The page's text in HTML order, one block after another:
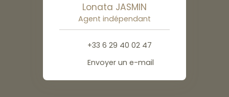
Lonata JASMIN
Agent indépendant
+33 6 29 40 02 47
Envoyer un e-mail